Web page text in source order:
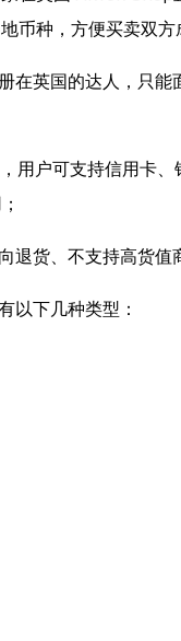
币种，方便买卖双方
在英国的达人，只
用户可支持信用卡
退货、不支持高货
以下几种类型：